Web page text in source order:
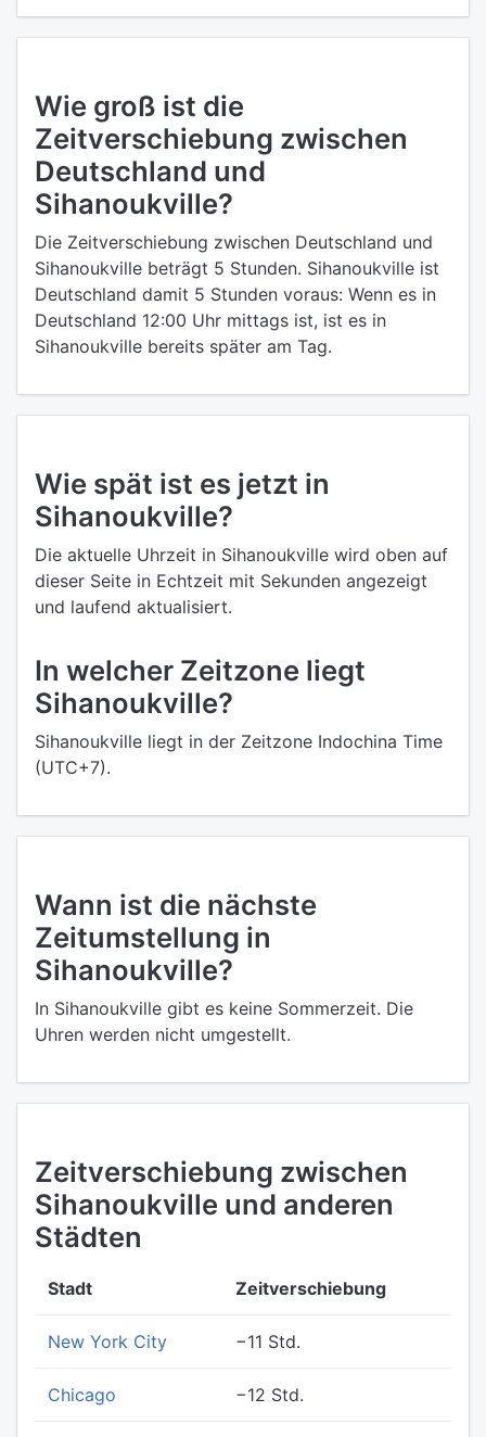
Wie groß ist die
Zeitverschiebung zwischen
Deutschland und
Sihanoukville?
Die Zeitverschiebung zwischen Deutschland und
Sihanoukville beträgt 5 Stunden. Sihanoukville ist
Deutschland damit 5 Stunden voraus: Wenn es in
Deutschland 12:00 Uhr mittags ist, ist es in
Sihanoukville bereits später am Tag.
Wie spät ist es jetzt in
Sihanoukville?
Die aktuelle Uhrzeit in Sihanoukville wird oben auf
dieser Seite in Echtzeit mit Sekunden angezeigt
und laufend aktualisiert.
In welcher Zeitzone liegt
Sihanoukville?
Sihanoukville liegt in der Zeitzone Indochina Time
(UTC+7).
Wann ist die nächste
Zeitumstellung in
Sihanoukville?
In Sihanoukville gibt es keine Sommerzeit. Die
Uhren werden nicht umgestellt.
Zeitverschiebung zwischen
Sihanoukville und anderen
Städten
Stadt Zeitverschiebung
New York City −11 Std.
Chicago −12 Std.